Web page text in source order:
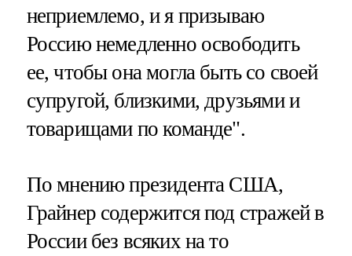
неприемлемо, и я призываю
Россию немедленно освободить
ее, чтобы она могла быть со своей
супругой, близкими, друзьями и
товарищами по команде".
По мнению президента США,
Грайнер содержится под стражей в
России без всяких на то